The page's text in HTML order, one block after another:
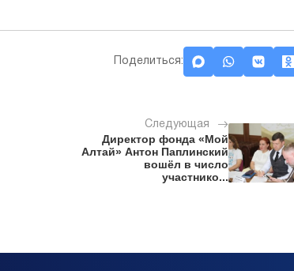
Поделиться:
Следующая
Директор фонда «Мой
Алтай» Антон Паплинский
вошёл в число
участнико...